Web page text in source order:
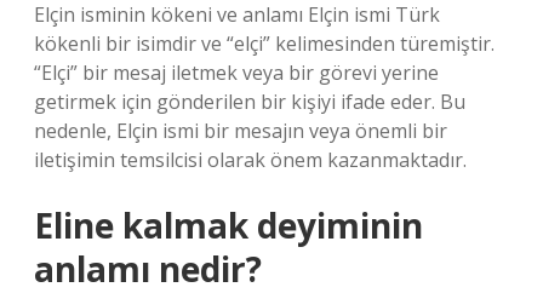
Elçin isminin kökeni ve anlamı Elçin ismi Türk
kökenli bir isimdir ve “elçi” kelimesinden türemiştir.
“Elçi” bir mesaj iletmek veya bir görevi yerine
getirmek için gönderilen bir kişiyi ifade eder. Bu
nedenle, Elçin ismi bir mesajın veya önemli bir
iletişimin temsilcisi olarak önem kazanmaktadır.
Eline kalmak deyiminin
anlamı nedir?